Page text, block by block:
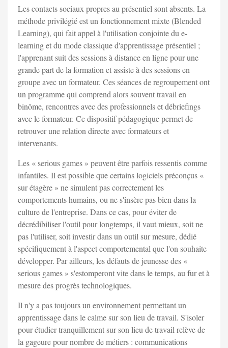
Les contacts sociaux propres au présentiel sont absents. La
méthode privilégié est un fonctionnement mixte (Blended
Learning), qui fait appel à l'utilisation conjointe du e-
learning et du mode classique d'apprentissage présentiel ;
l'apprenant suit des sessions à distance en ligne pour une
grande part de la formation et assiste à des sessions en
groupe avec un formateur. Ces séances de regroupement ont
un programme qui comprend alors souvent travail en
binôme, rencontres avec des professionnels et débriefings
avec le formateur. Ce dispositif pédagogique permet de
retrouver une relation directe avec formateurs et
intervenants.
Les « serious games » peuvent être parfois ressentis comme
infantiles. Il est possible que certains logiciels préconçus «
sur étagère » ne simulent pas correctement les
comportements humains, ou ne s'insère pas bien dans la
culture de l'entreprise. Dans ce cas, pour éviter de
décrédibiliser l'outil pour longtemps, il vaut mieux, soit ne
pas l'utiliser, soit investir dans un outil sur mesure, dédié
spécifiquement à l'aspect comportemental que l'on souhaite
développer. Par ailleurs, les défauts de jeunesse des «
serious games » s'estomperont vite dans le temps, au fur et à
mesure des progrès technologiques.
Il n'y a pas toujours un environnement permettant un
apprentissage dans le calme sur son lieu de travail. S'isoler
pour étudier tranquillement sur son lieu de travail relève de
la gageure pour nombre de métiers : communications